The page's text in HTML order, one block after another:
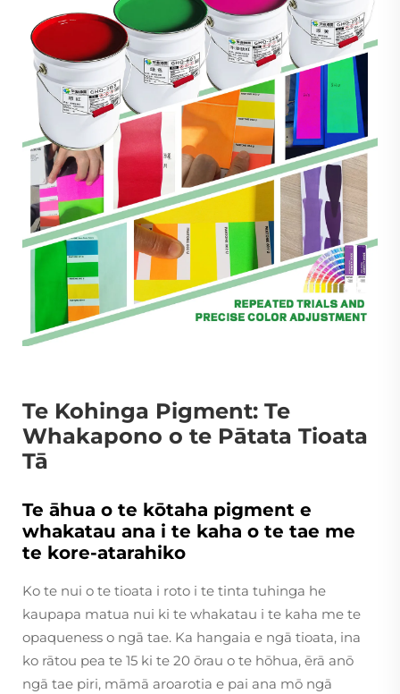
Te Kohinga Pigment: Te
Whakapono o te Pātata Tioata
Tā
Te āhua o te kōtaha pigment e
whakatau ana i te kaha o te tae me
te kore-atarahiko
Ko te nui o te tioata i roto i te tinta tuhinga he
kaupapa matua nui ki te whakatau i te kaha me te
opaqueness o ngā tae. Ka hangaia e ngā tioata, ina
ko rātou pea te 15 ki te 20 ōrau o te hōhua, ērā anō
ngā tae piri, māmā aroarotia e pai ana mō ngā